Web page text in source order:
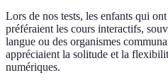
Lors de nos tests, les enfants qui
préféraient les cours interactifs,
langue ou des organismes
appréciaient la solitude et la
numériques.